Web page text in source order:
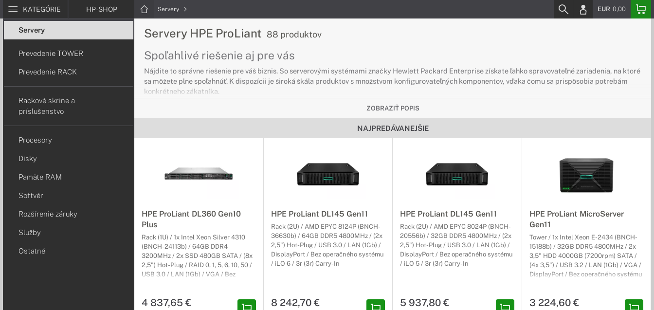
KATEGÓRIE HP-SHOP Servery EUR 0,00
Servery
Prevedenie TOWER
Prevedenie RACK
Rackové skrine a
príslušenstvo
Procesory
Disky
Pamäte RAM
Softvér
Rozšírenie záruky
Služby
Ostatné
Servery HPE ProLiant 88 produktov
Spoľahlivé riešenie aj pre vás
Nájdite to správne riešenie pre váš biznis. So serverovými systémami značky Hewlett Packard Enterprise získate ľahko spravovateľné zariadenia, na ktoré
sa môžete plne spoľahnúť. K dispozícii je široká škála produktov s množstvom konfigurovateľných komponentov, vďaka čomu sa prispôsobia potrebám
konkrétneho zákatníka.
Servery HPE ProLiant TOWER
Servery v rackovom prevedení sú skvelou kombináciou výpočtového aj úložného priestoru. Zmodernizujú vaše dátové centrum, pričom poskytnú dostatok
výkonu, odolnosti a možnosť škálovateľnosti, čím plne vyhovejú vaším požiadavkám.
Rackové skrine a príslušenstvo
Navrhnuté pre čo najširšie spektrum inštalácií
maximum.
ZOBRAZIŤ POPIS
NAJPREDÁVANEJŠIE
HPE ProLiant DL360 Gen10
Plus
Rack (1U) / 1x Intel Xeon Silver 4310
(BNCH-24113b) / 64GB DDR4
3200MHz / 2x SSD 480GB SATA / (8x
2,5") Hot-Plug / RAID 0, 1, 5, 6, 10, 50 /
USB 3.0 / LAN (1Gb) / VGA / Bez
4 837,65 €
HPE ProLiant DL145 Gen11
Rack (2U) / AMD EPYC 8124P (BNCH-
36630b) / 64GB DDR5 4800MHz / (2x
2,5") Hot-Plug / USB 3.0 / LAN (1Gb) /
DisplayPort / Bez operačného systému
/ iLO 6 / 3r (3r) Carry-In
8 242,70 €
HPE ProLiant DL145 Gen11
Rack (2U) / AMD EPYC 8024P (BNCH-
20556b) / 32GB DDR5 4800MHz / (2x
2,5") Hot-Plug / USB 3.0 / LAN (1Gb) /
DisplayPort / Bez operačného systému
/ iLO 5 / 3r (3r) Carry-In
5 937,80 €
HPE ProLiant MicroServer
Gen11
Tower / 1x Intel Xeon E-2434 (BNCH-
15188b) / 32GB DDR5 4800MHz / 2x
3,5" HDD 4000GB (7200rpm) SATA /
(4x 3,5") / USB 3.2 / LAN (1Gb) / VGA /
DisplayPort / Bez operačného systému
3 224,60 €